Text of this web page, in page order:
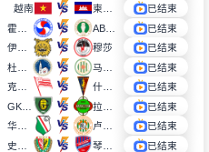
越南
已结束
已结束
穆莎
已结束
已结束
已结束
已结束
已结束
已结束